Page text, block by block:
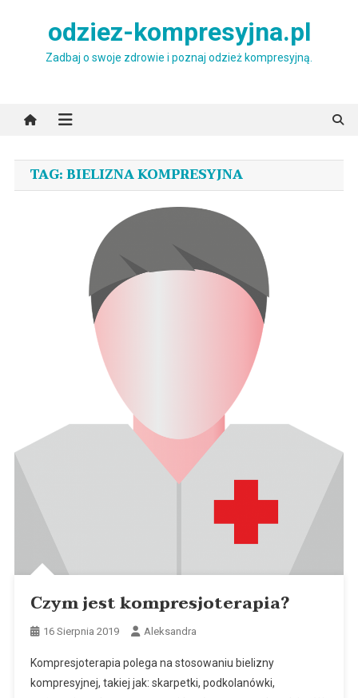
odziez-kompresyjna.pl
Zadbaj o swoje zdrowie i poznaj odzież kompresyjną.
TAG:BIELIZNA KOMPRESYJNA
Czym jest kompresjoterapia?
16 Sierpnia 2019 Aleksandra
Kompresjoterapia polega na stosowaniu bielizny
kompresyjnej, takiej jak: skarpetki, podkolanówki,